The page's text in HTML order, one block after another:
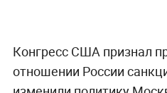
Конгресс США признал
отношении России